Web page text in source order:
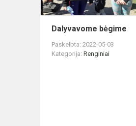
Dalyvavome bėgime
Paskelbta: 2022-05-03
Kategorija: Renginiai